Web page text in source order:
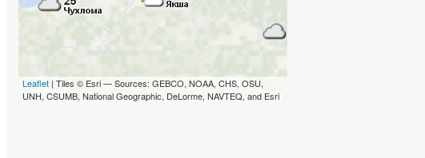
Leaflet | Tiles © Esri — Sources: GEBCO, NOAA, CHS, OSU,
UNH, CSUMB, National Geographic, DeLorme, NAVTEQ, and Esri